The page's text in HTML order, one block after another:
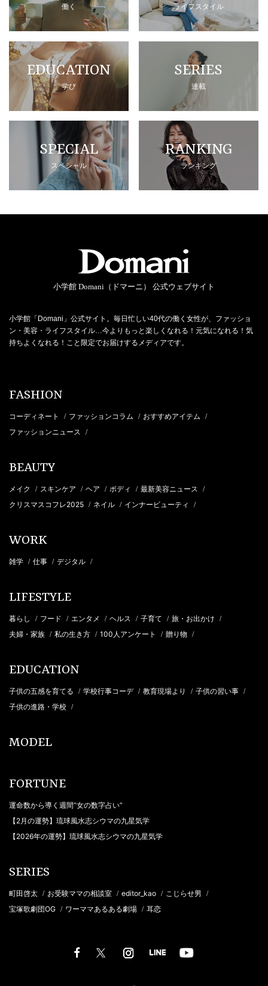
働く ライフスタイル
EDUCATION
学び
SERIES
連載
SPECIAL
スペシャル
RANKING
ランキング
小学館 Domani（ドマーニ） 公式ウェブサイト
小学館「Domani」公式サイト。毎日忙しい40代の働く女性が、ファッショ
ン・美容・ライフスタイル…今よりもっと楽しくなれる！元気になれる！気
持ちよくなれる！こと限定でお届けするメディアです。
FASHION
コーディネート / ファッションコラム / おすすめアイテム /
ファッションニュース /
BEAUTY
メイク / スキンケア / ヘア / ボディ / 最新美容ニュース /
クリスマスコフレ2025 / ネイル / インナービューティ /
WORK
雑学 / 仕事 / デジタル /
LIFESTYLE
暮らし / フード / エンタメ / ヘルス / 子育て / 旅・お出かけ /
夫婦・家族 / 私の生き方 / 100人アンケート / 贈り物 /
EDUCATION
子供の五感を育てる / 学校行事コーデ / 教育現場より / 子供の習い事 /
子供の進路・学校 /
MODEL
FORTUNE
運命数から導く週間“女の数字占い”
【2月の運勢】琉球風水志シウマの九星気学
【2026年の運勢】琉球風水志シウマの九星気学
SERIES
町田啓太 / お受験ママの相談室 / editor_kao / こじらせ男 /
宝塚歌劇団OG / ワーママあるある劇場 / 耳恋